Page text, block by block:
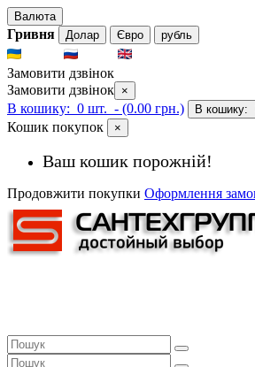
Валюта
Гривня Долар Євро рубль
Замовити дзвінок
Замовити дзвінок ×
В кошику: 0 шт. - (0.00 грн.) В кошику:
Кошик покупок ×
Ваш кошик порожній!
Продовжити покупки Оформлення